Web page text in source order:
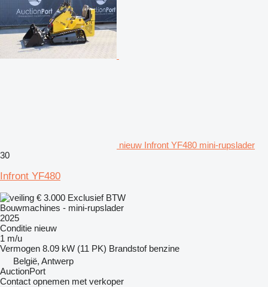
nieuw Infront YF480 mini-rupslader
30
Infront YF480
€ 3.000 Exclusief BTW
Bouwmachines - mini-rupslader
2025
Conditie nieuw
1 m/u
Vermogen 8.09 kW (11 PK) Brandstof benzine
België, Antwerp
AuctionPort
Contact opnemen met verkoper